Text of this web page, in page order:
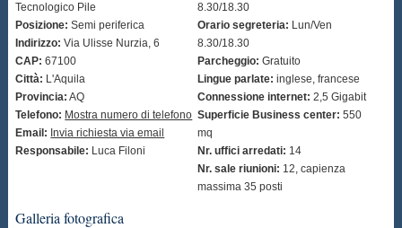
Tecnologico Pile
Posizione: Semi periferica
Indirizzo: Via Ulisse Nurzia, 6
CAP: 67100
Città: L'Aquila
Provincia: AQ
Telefono: Mostra numero di telefono
Email: Invia richiesta via email
Responsabile: Luca Filoni
8.30/18.30
Orario segreteria: Lun/Ven
8.30/18.30
Parcheggio: Gratuito
Lingue parlate: inglese, francese
Connessione internet: 2,5 Gigabit
Superficie Business center: 550
mq
Nr. uffici arredati: 14
Nr. sale riunioni: 12, capienza
massima 35 posti
Galleria fotografica